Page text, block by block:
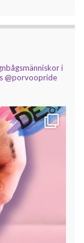
i
@porvoopride